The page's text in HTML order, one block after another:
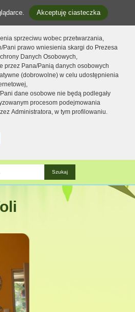
Akceptuję ciasteczka
sprzeciwu wobec przetwarzania,
Pani prawo wniesienia skargi do Prezesa
Danych Osobowych,
przez Pana/Panią danych osobowych
(dobrowolne) w celu udostępnienia
dane osobowe nie będą podlegały
procesom podejmowania
Administratora, w tym profilowaniu.